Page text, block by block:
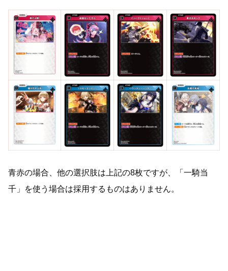
青赤の場合、他の選択肢は上記の8枚ですが、「一騎当
千」を使う場合は採用するものはありません。